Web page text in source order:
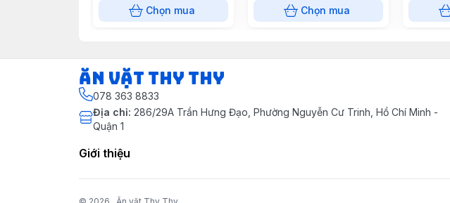
Chọn mua Chọn mua
Ăn vặt Thy Thy
078 363 8833
Địa chỉ: 286/29A Trần Hưng Đạo, Phường Nguyễn Cư Trinh, Hồ Chí Minh -
Quận 1
Giới thiệu